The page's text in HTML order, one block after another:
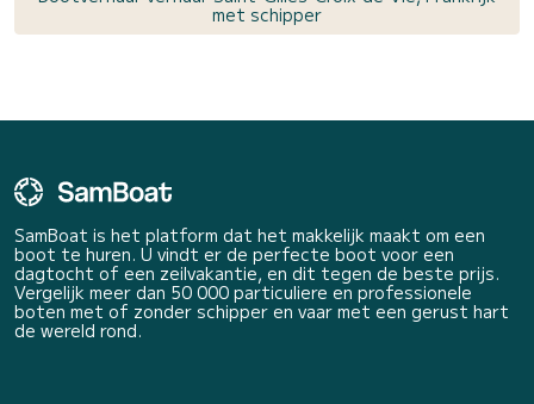
met schipper
SamBoat is het platform dat het makkelijk maakt om een
boot te huren. U vindt er de perfecte boot voor een
dagtocht of een zeilvakantie, en dit tegen de beste prijs.
Vergelijk meer dan 50 000 particuliere en professionele
boten met of zonder schipper en vaar met een gerust hart
de wereld rond.